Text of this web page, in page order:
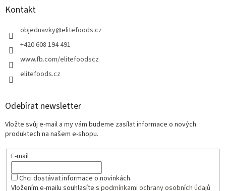
Kontakt
objednavky@elitefoods.cz
+420 608 194 491
www.fb.com/elitefoodscz
elitefoods.cz
Odebírat newsletter
Vložte svůj e-mail a my vám budeme zasílat informace o nových
produktech na našem e-shopu.
E-mail
Chci dostávat informace o novinkách.
Vložením e-mailu souhlasíte s podmínkami ochrany osobních údajů